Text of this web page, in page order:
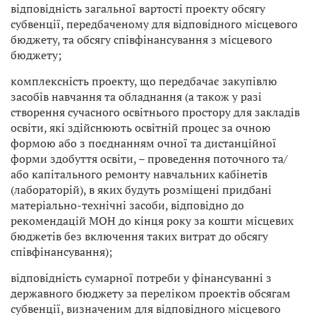
відповідність загальної вартості проекту обсягу
субвенції, передбаченому для відповідного місцевого
бюджету, та обсягу співфінансування з місцевого
бюджету;
комплексність проекту, що передбачає закупівлю
засобів навчання та обладнання (а також у разі
створення сучасного освітнього простору для закладів
освіти, які здійснюють освітній процес за очною
формою або з поєднанням очної та дистанційної
форми здобуття освіти, – проведення поточного та/
або капітального ремонту навчальних кабінетів
(лабораторій), в яких будуть розміщені придбані
матеріально-технічні засоби, відповідно до
рекомендацій МОН до кінця року за кошти місцевих
бюджетів без включення таких витрат до обсягу
співфінансування);
відповідність сумарної потреби у фінансуванні з
державного бюджету за переліком проектів обсягам
субвенції, визначеним для відповідного місцевого